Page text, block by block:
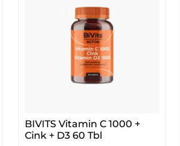
BIVITS Vitamin C 1000 +
Cink + D3 60 Tbl